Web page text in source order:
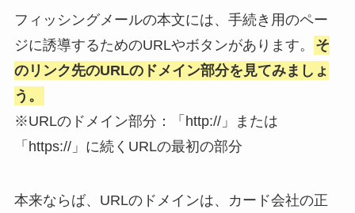
フィッシングメールの本文には、手続き用のペー
ジに誘導するためのURLやボタンがあります。
そ
のリンク先のURLのドメイン部分を見てみましょ
う。
※URLのドメイン部分：「http://」または
「https://」に続くURLの最初の部分
本来ならば、URLのドメインは、カード会社の正